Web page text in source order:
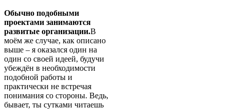
Обычно подобными
проектами занимаются
развитые организации.В
моём же случае, как описано
выше – я оказался один на
один со своей идеей, будучи
убеждён в необходимости
подобной работы и
практически не встречая
понимания со стороны. Ведь,
бывает, ты сутками читаешь